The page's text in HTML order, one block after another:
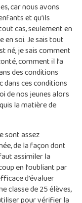
car nous avons
et qu’ils
cas, seulement en
en soi. Je sais tout
né, je sais comment
comment il l’a
des conditions
ces conditions
de nos jeunes alors
la matière de
sont assez
de la façon dont
assimiler la
en l’oubliant par
d’évaluer
classe de 25 élèves,